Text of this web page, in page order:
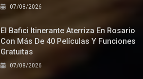
07/08/2026
El Bafici Itinerante Aterriza En Rosario
Con Más De 40 Películas Y Funciones
Gratuitas
07/08/2026